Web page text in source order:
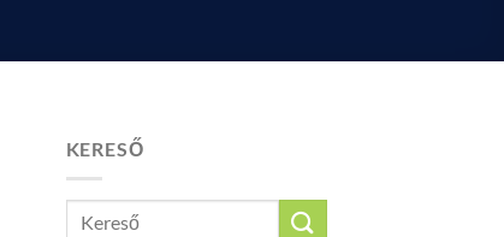
KERESŐ